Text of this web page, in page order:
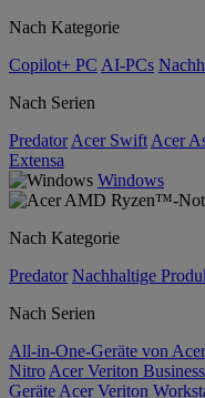
Nach Kategorie
Copilot+ PC AI-PCs
Nach Serien
Predator Acer Swift Acer
Extensa
Windows
Nach Kategorie
Predator Nachhaltige
Nach Serien
All-in-One-Geräte von
Nitro Acer Veriton
Geräte Acer Veriton